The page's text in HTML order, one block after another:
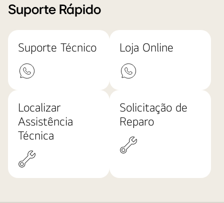
Suporte Rápido
Suporte Técnico Loja Online
Localizar
Assistência
Técnica
Solicitação de
Reparo